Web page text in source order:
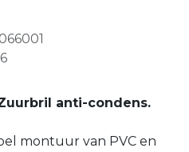
anti-condens.
montuur van PVC en